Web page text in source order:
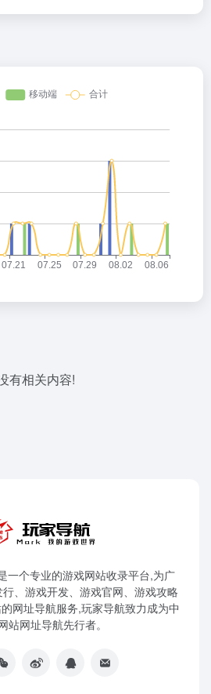
有相关内容!
一个专业的游戏网站收录平台,为广
、游戏开发、游戏官网、游戏攻略
网址导航服务,玩家导航致力成为中
站网址导航先行者。